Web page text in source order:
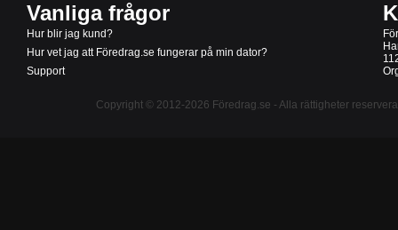
Vanliga frågor
Hur blir jag kund?
Hur vet jag att Föredrag.se fungerar på min dator?
Support
Copyright © 2012-2026 Föredrag.se - Alla rättigheter